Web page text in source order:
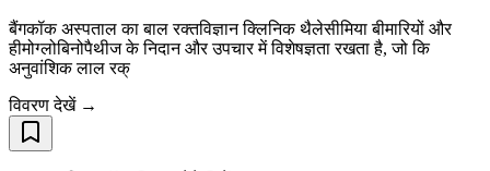
बैंगकॉक अस्पताल का बाल रक्तविज्ञान क्लिनिक थैलेसीमिया बीमारियों और
हीमोग्लोबिनोपैथीज के निदान और उपचार में विशेषज्ञता रखता है, जो कि
अनुवांशिक लाल रक्
विवरण देखें →